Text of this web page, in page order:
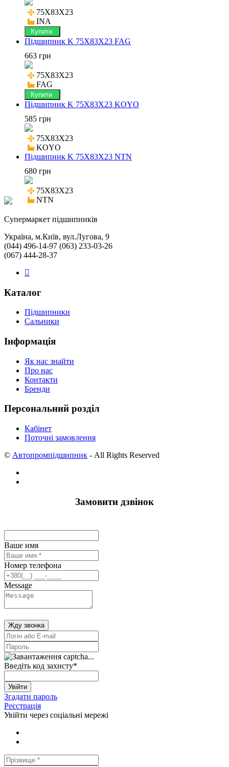
75X83X23
INA
Купити
Підшипник K 75X83X23 FAG
663 грн
75X83X23
FAG
Купити
Підшипник K 75X83X23 KOYO
585 грн
75X83X23
KOYO
Підшипник K 75X83X23 NTN
680 грн
75X83X23
NTN
Cупермаркет підшипників
Україна, м.Київ, вул.Лугова, 9
(044) 496-14-97 (063) 233-03-26
(067) 444-28-37
Каталог
Підшипники
Сальники
Інформація
Як нас знайти
Про нас
Контакти
Бренди
Персональний розділ
Кабінет
Поточні замовлення
© Автопромпідшипник - All Rights Reserved
Замовити дзвінок
Ваше имя
Номер телефона
Message
Жду звонка
Введіть код захисту*
Увійти
Згадати пароль
Реєстрація
Увійти через соціальні мережі